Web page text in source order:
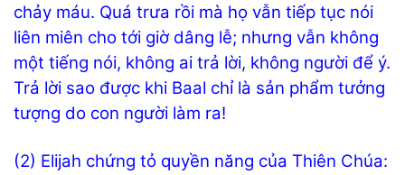
chảy máu. Quá trưa rồi mà họ vẫn tiếp tục nói
liên miên cho tới giờ dâng lễ; nhưng vẫn không
một tiếng nói, không ai trả lời, không người để ý.
Trả lời sao được khi Baal chỉ là sản phẩm tưởng
tượng do con người làm ra!
(2) Elijah chứng tỏ quyền năng của Thiên Chúa: